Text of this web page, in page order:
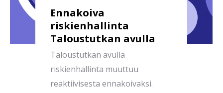
Ennakoiva
riskienhallinta
Taloustutkan avulla
Taloustutkan avulla
riskienhallinta muuttuu
reaktiivisesta ennakoivaksi.